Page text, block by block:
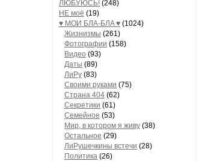
ЛЮБУЮСЬ! (248)
НЕ моё (19)
♥ МОИ БЛA-БЛA ♥ (1024)
Жизнизмы (261)
Фотографии (158)
Видео (93)
Даты (89)
ЛиРу (83)
Своими руками (75)
Страна 404 (62)
Секретики (61)
Семейное (53)
Мир, в котором я живу (38)
Остальное (29)
ЛиРушечкины встечи (28)
Политика (26)